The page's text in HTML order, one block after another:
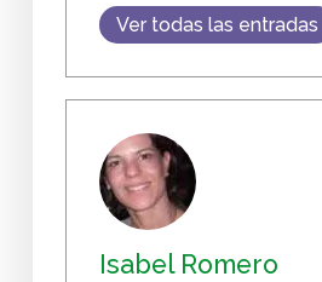
Ver todas las entradas
Isabel Romero